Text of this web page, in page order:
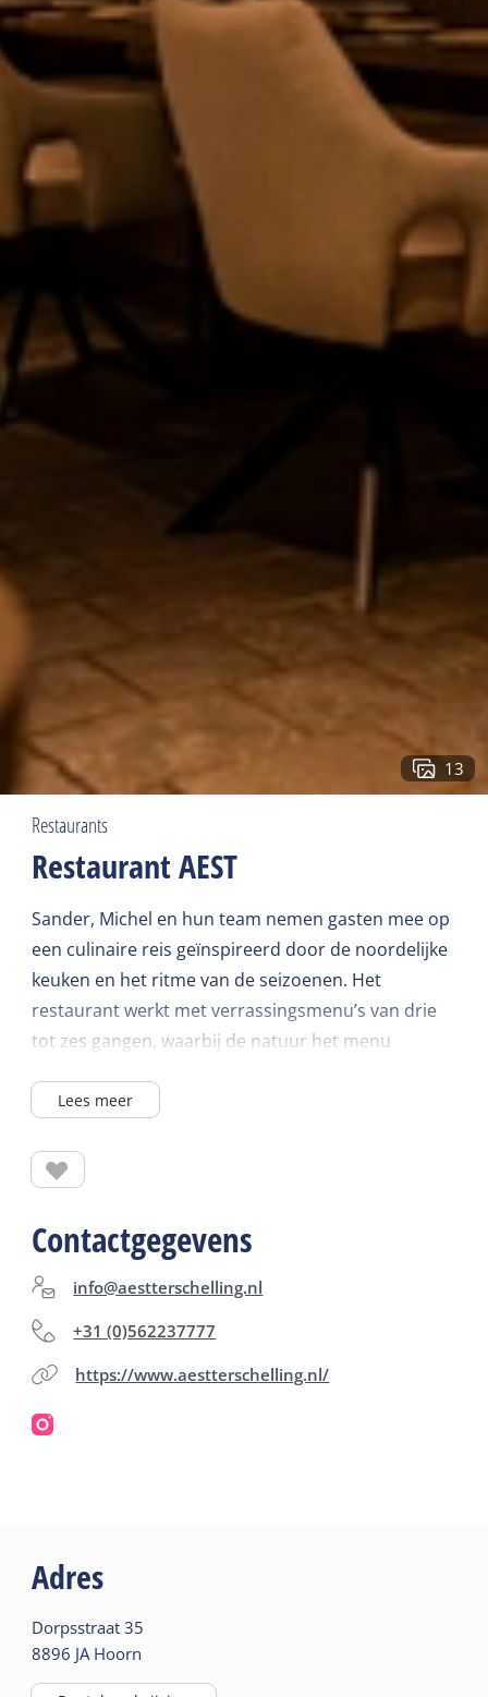
13
Restaurants
Restaurant AEST
Sander, Michel en hun team nemen gasten mee op
een culinaire reis geïnspireerd door de noordelijke
keuken en het ritme van de seizoenen. Het
restaurant werkt met verrassingsmenu’s van drie
tot zes gangen, waarbij de natuur het menu
veel mogelijk de basis; wat niet op het eiland te
geselecteerde producten uit de rest van
Nederland.
Hoewel de keuken geworteld is in het noorden,
worden subtiele invloeden uit andere werelddelen
niet geschuwd. Het resultaat is een menu dat
vertrouwd aanvoelt, maar toch telkens weet te
verrassen.
Lees meer
Contactgegevens
info@aestterschelling.nl
+31 (0)562237777
https://www.aestterschelling.nl/
Adres
Dorpsstraat 35
8896 JA Hoorn